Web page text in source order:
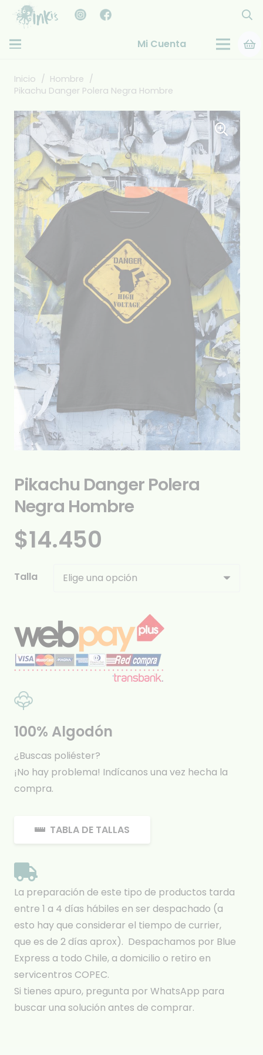
Mi Cuenta
Inicio / Hombre /
Pikachu Danger Polera Negra Hombre
Pikachu Danger Polera
Negra Hombre
$14.450
Talla
100% Algodón
¿Buscas poliéster?
¡No hay problema! Indícanos una vez hecha la
compra.
TABLA DE TALLAS
La preparación de este tipo de productos tarda
entre 1 a 4 días hábiles en ser despachado (a
esto hay que considerar el tiempo de currier,
que es de 2 días aprox). Despachamos por Blue
Express a todo Chile, a domicilio o retiro en
servicentros COPEC.
Si tienes apuro, pregunta por WhatsApp para
buscar una solución antes de comprar.